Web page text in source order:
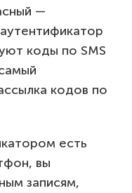
—
коды по SMS
кодов по
есть
вы
записям,